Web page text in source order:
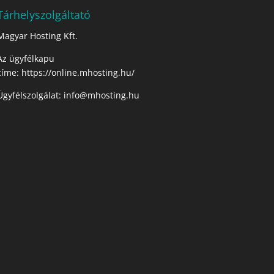
Hosting Kft.
ügyfélkapu
https://online.mhosting.hu/
info@mhosting.hu